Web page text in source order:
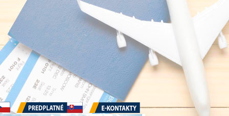
Předplatné E-kontakty